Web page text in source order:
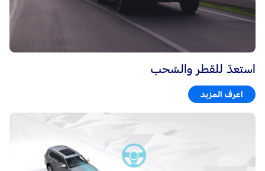
استعدّ للقطر والسّحب
اعرف المزيد